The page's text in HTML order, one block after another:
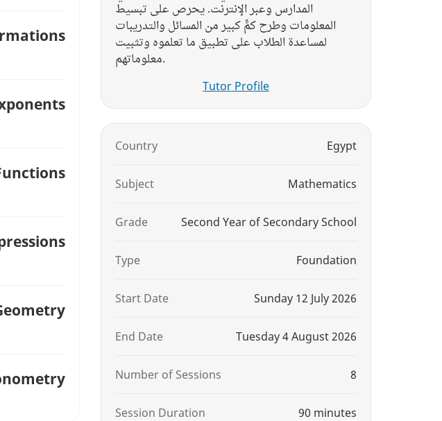
المدارس وعبر الإنترنت. يحرص على تبسيط
المعلومات وطرح كمٍّ كبير من المسائل والتدريبات
لمساعدة الطلاب على تطبيق ما تعلموه وتثبيت
معلوماتهم.
Tutor Profile
Country Egypt
Subject Mathematics
Grade Second Year of Secondary School
Type Foundation
Start Date Sunday 12 July 2026
End Date Tuesday 4 August 2026
Number of Sessions 8
Session Duration 90 minutes